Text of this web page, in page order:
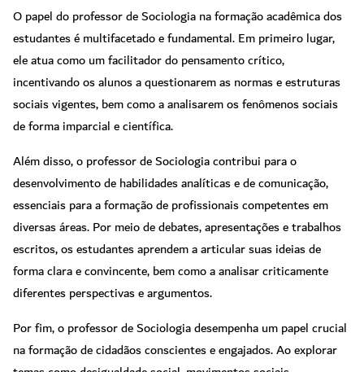
O papel do professor de Sociologia na formação acadêmica dos
estudantes é multifacetado e fundamental. Em primeiro lugar,
ele atua como um facilitador do pensamento crítico,
incentivando os alunos a questionarem as normas e estruturas
sociais vigentes, bem como a analisarem os fenômenos sociais
de forma imparcial e científica.
Além disso, o professor de Sociologia contribui para o
desenvolvimento de habilidades analíticas e de comunicação,
essenciais para a formação de profissionais competentes em
diversas áreas. Por meio de debates, apresentações e trabalhos
escritos, os estudantes aprendem a articular suas ideias de
forma clara e convincente, bem como a analisar criticamente
diferentes perspectivas e argumentos.
Por fim, o professor de Sociologia desempenha um papel crucial
na formação de cidadãos conscientes e engajados. Ao explorar